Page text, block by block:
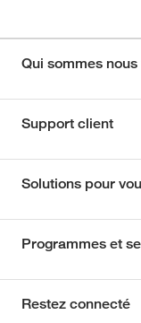
Qui sommes nous
Support client
Solutions pour
Programmes et
Restez connecté